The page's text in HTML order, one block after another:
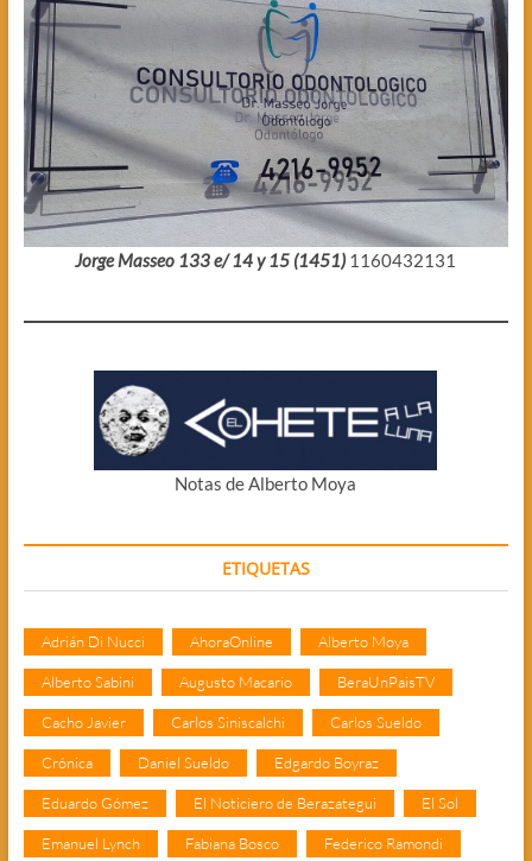
Jorge Masseo 133 e/ 14 y 15 (1451) 1160432131
Notas de Alberto Moya
ETIQUETAS
Adrián Di Nucci AhoraOnline Alberto Moya
Alberto Sabini Augusto Macario BeraUnPaisTV
Cacho Javier Carlos Siniscalchi Carlos Sueldo
Crónica Daniel Sueldo Edgardo Boyraz
Eduardo Gómez El Noticiero de Berazategui El Sol
Emanuel Lynch Fabiana Bosco Federico Ramondi